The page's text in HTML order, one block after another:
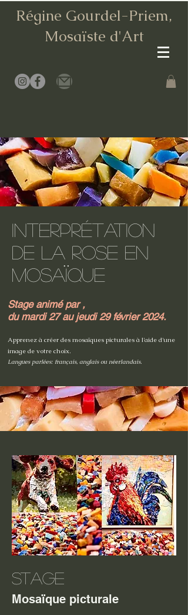
Régine Gourdel-Priem,
Mosaïste d'Art
INTERPRÉTATION
DE LA ROSE EN
MOSAÏQUE
Stage animé par ,
du mardi 27 au jeudi 29 février 2024.
Apprenez à créer des mosaïques picturales à l'aide d'une
image de votre choix.
Langues parlées: français, anglais ou néerlandais.
Stage
Mosaïque picturale